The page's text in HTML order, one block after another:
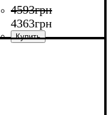
4593грн
4363грн